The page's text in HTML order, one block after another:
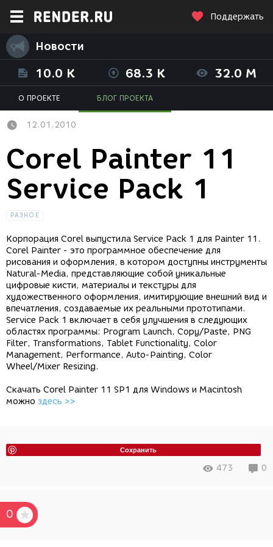
Поддержать
Новости
10.0 K 68.3 K 32.0 M
О ПРОЕКТЕ БЛОГ ПРОЕКТА
12.01.2010
Corel Painter 11
Service Pack 1
РАЗНОЕ
Корпорация Corel выпустила Service Pack 1 для Painter 11.
Corel Painter - это программное обеспечение для
рисования и оформления, в котором доступны инструменты
Natural-Media, представляющие собой уникальные
цифровые кисти, материалы и текстуры для
художественного оформления, имитирующие внешний вид и
впечатления, создаваемые их реальными прототипами.
Service Pack 1 включает в себя улучшения в следующих
областях программы: Program Launch, Copy/Paste, PNG
Filter, Transformations, Tablet Functionality, Color
Management, Performance, Auto-Painting, Color
Wheel/Mixer Resizing.
Скачать Corel Painter 11 SP1 для Windows и Macintosh
можно здесь >>
Сохранить
473 0
0